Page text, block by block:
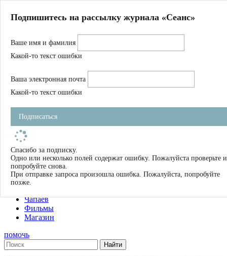
Магазин
Журнал
Школа
Устав
Фильмы
Имена
Тэги
О нас
Журнал
Книги
Чапаев
Фильмы
Магазин
помочь
Подпишитесь на рассылку журнала «Сеанс»
Ваше имя и фамилия
Какой-то текст ошибки
Ваша электронная почта
Какой-то текст ошибки
Подписаться
Спасибо за подписку.
Одно или несколько полей содержат ошибку. Пожалуйста проверьте и
попробуйте снова.
При отправке запроса произошла ошибка. Пожалуйста, попробуйте
позже.